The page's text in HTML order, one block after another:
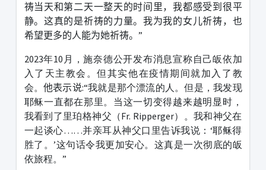
祷当天和第二天一整天的时间里，我都感受到很平
静。这真的是祈祷的力量。我为我的女儿祈祷，也
希望更多的人能为她祈祷。”
2023年10月，施奈德公开发布消息宣称自己皈依加
入了天主教会。但其实他在疫情期间就加入了教
会。 他表示说:“我就是那个漂流的人。但是，我发现
耶稣一直都在那里。当这一切变得越来越明显时，
我看到了里珀格神父（Fr. Ripperger）。我和神父在
一起谈心……并亲耳从神父口里告诉我说：‘耶稣得
胜了。’这句话令我更加安心。这真是一次彻底的皈
依旅程。”